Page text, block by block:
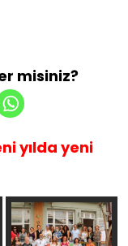
misiniz?
yılda yeni